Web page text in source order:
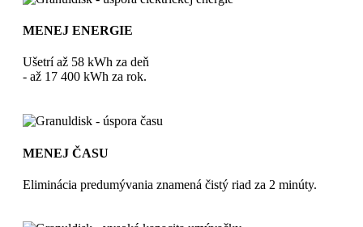
MENEJ ENERGIE
Ušetrí až 58 kWh za deň
- až 17 400 kWh za rok.
MENEJ ČASU
Eliminácia predumývania znamená čistý riad za 2 minúty.